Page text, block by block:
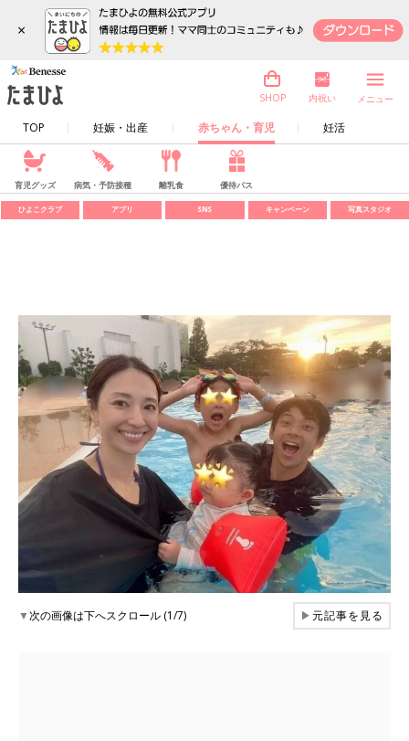
×
TOP 妊娠・出産 赤ちゃん・育児 妊活
SHOP 内祝い メニュー
育児グッズ 病気・予防接種 離乳食 優待パス
ひよこクラブ アプリ SNS キャンペーン 写真スタジオ
▼次の画像は下へスクロール (1/7) ▶元記事を見る